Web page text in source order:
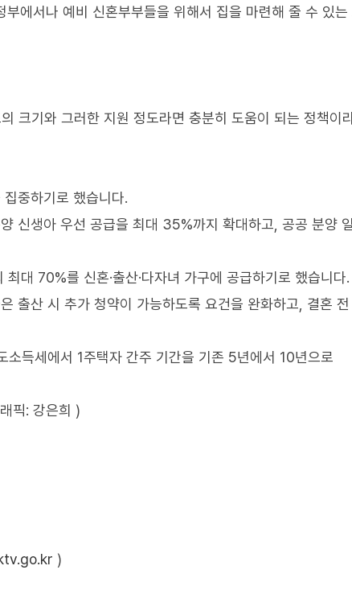
에서나 예비 신혼부부들을 위해서 집을 마련해 줄 수 있는
크기와 그러한 지원 정도라면 충분히 도움이 되는 정책이
중하기로 했습니다.
신생아 우선 공급을 최대 35%까지 확대하고, 공공 분양
대 70%를 신혼·출산·다자녀 가구에 공급하기로 했습니다.
출산 시 추가 청약이 가능하도록 요건을 완화하고, 결혼
득세에서 1주택자 간주 기간을 기존 5년에서 10년으로
픽: 강은희 )
)